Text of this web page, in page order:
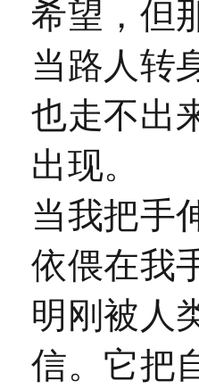
希望，但
当路人转
也走不出
出现。
当我把手
依偎在我
明刚被人
信。 它把